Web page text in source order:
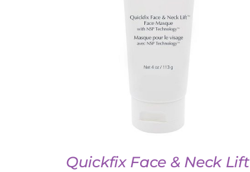
TOEVOEGEN AAN WINKELWAGEN
Quickfix Face & Neck Lift